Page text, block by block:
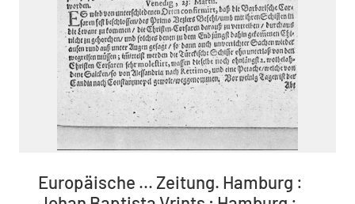
Europäische ... Zeitung. Hamburg :